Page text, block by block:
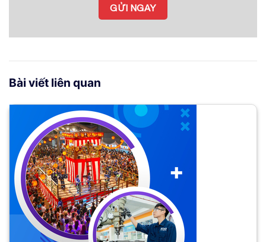
Bài viết liên quan